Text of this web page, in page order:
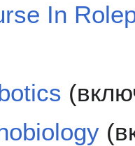
In